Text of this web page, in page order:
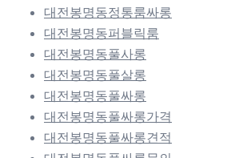
대전봉명동정통룸싸롱
대전봉명동퍼블릭룸
대전봉명동풀사롱
대전봉명동풀살롱
대전봉명동풀싸롱
대전봉명동풀싸롱가격
대전봉명동풀싸롱견적